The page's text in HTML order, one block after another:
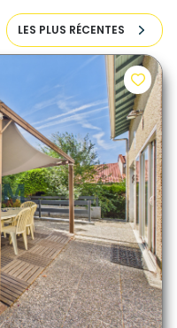
LES PLUS RÉCENTES